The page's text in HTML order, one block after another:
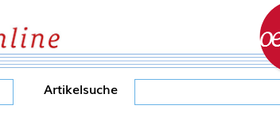
Artikelsuche